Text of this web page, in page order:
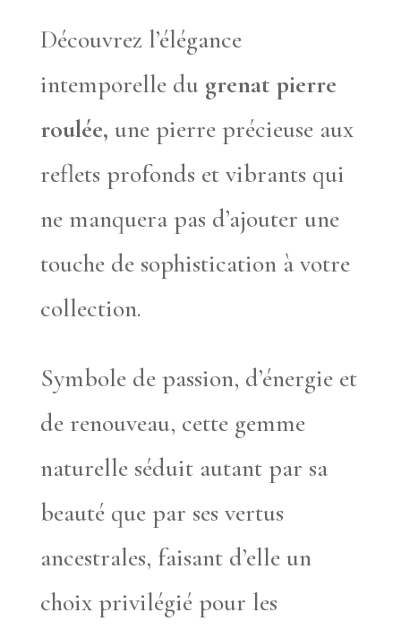
Découvrez l’élégance
intemporelle dugrenat pierre
roulée, une pierre précieuse aux
reflets profonds et vibrants qui
ne manquera pas d’ajouter une
touche de sophistication à votre
collection.
Symbole de passion, d’énergie et
de renouveau, cette gemme
naturelle séduit autant par sa
beauté que par ses vertus
ancestrales, faisant d’elle un
choix privilégié pour les